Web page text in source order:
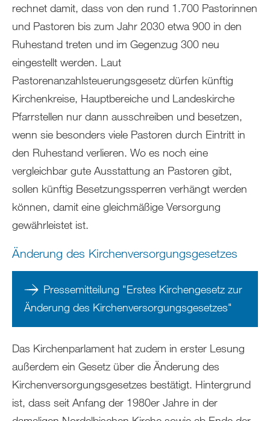
rechnet damit, dass von den rund 1.700 Pastorinnen
und Pastoren bis zum Jahr 2030 etwa 900 in den
Ruhestand treten und im Gegenzug 300 neu
eingestellt werden. Laut
Pastorenanzahlsteuerungsgesetz dürfen künftig
Kirchenkreise, Hauptbereiche und Landeskirche
Pfarrstellen nur dann ausschreiben und besetzen,
wenn sie besonders viele Pastoren durch Eintritt in
den Ruhestand verlieren. Wo es noch eine
vergleichbar gute Ausstattung an Pastoren gibt,
sollen künftig Besetzungssperren verhängt werden
können, damit eine gleichmäßige Versorgung
gewährleistet ist.
Änderung des Kirchenversorgungsgesetzes
Pressemitteilung "Erstes Kirchengesetz zur
Änderung des Kirchenversorgungsgesetzes"
Das Kirchenparlament hat zudem in erster Lesung
außerdem ein Gesetz über die Änderung des
Kirchenversorgungsgesetzes bestätigt. Hintergrund
ist, dass seit Anfang der 1980er Jahre in der